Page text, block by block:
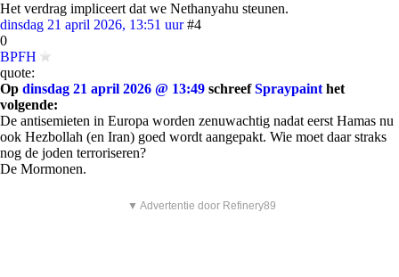
Het verdrag impliceert dat we Nethanyahu steunen.
dinsdag 21 april 2026, 13:51 uur #4
0
BPFH
quote:
Op dinsdag 21 april 2026 @ 13:49 schreefSpraypaint het
volgende:
De antisemieten in Europa worden zenuwachtig nadat eerst Hamas nu
ook Hezbollah (en Iran) goed wordt aangepakt. Wie moet daar straks
nog de joden terroriseren?
De Mormonen.
▼ Advertentie door Refinery89